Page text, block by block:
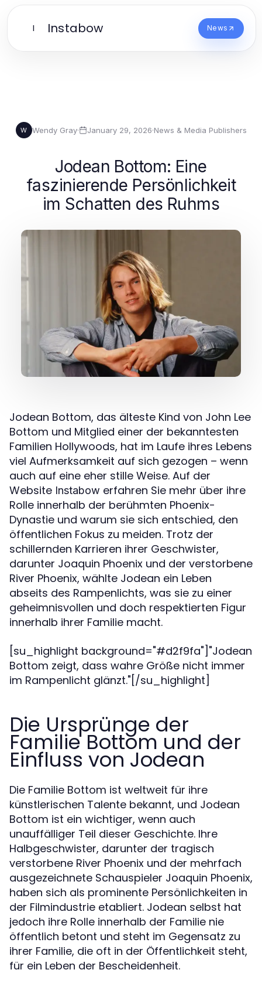
I Instabow News
W Wendy Gray· January 29, 2026·News & Media Publishers
Jodean Bottom: Eine
faszinierende Persönlichkeit
im Schatten des Ruhms
Jodean Bottom, das älteste Kind von John Lee
Bottom und Mitglied einer der bekanntesten
Familien Hollywoods, hat im Laufe ihres Lebens
viel Aufmerksamkeit auf sich gezogen – wenn
auch auf eine eher stille Weise. Auf der
Website Instabow erfahren Sie mehr über ihre
Rolle innerhalb der berühmten Phoenix-
Dynastie und warum sie sich entschied, den
öffentlichen Fokus zu meiden. Trotz der
schillernden Karrieren ihrer Geschwister,
darunter Joaquin Phoenix und der verstorbene
River Phoenix, wählte Jodean ein Leben
abseits des Rampenlichts, was sie zu einer
geheimnisvollen und doch respektierten Figur
innerhalb ihrer Familie macht.
[su_highlight background="#d2f9fa"]"Jodean
Bottom zeigt, dass wahre Größe nicht immer
im Rampenlicht glänzt."[/su_highlight]
Die Ursprünge der
Familie Bottom und der
Einfluss von Jodean
Die Familie Bottom ist weltweit für ihre
künstlerischen Talente bekannt, und Jodean
Bottom ist ein wichtiger, wenn auch
unauffälliger Teil dieser Geschichte. Ihre
Halbgeschwister, darunter der tragisch
verstorbene River Phoenix und der mehrfach
ausgezeichnete Schauspieler Joaquin Phoenix,
haben sich als prominente Persönlichkeiten in
der Filmindustrie etabliert. Jodean selbst hat
jedoch ihre Rolle innerhalb der Familie nie
öffentlich betont und steht im Gegensatz zu
ihrer Familie, die oft in der Öffentlichkeit steht,
für ein Leben der Bescheidenheit.